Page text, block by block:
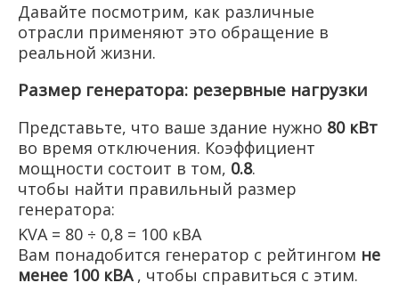
Давайте посмотрим, как различные
отрасли применяют это обращение в
реальной жизни.
Размер генератора: резервные нагрузки
Представьте, что ваше здание нужно 80 кВт
во время отключения. Коэффициент
мощности состоит в том, 0.8.
чтобы найти правильный размер
генератора:
KVA = 80 ÷ 0,8 = 100 кВА
Вам понадобится генератор с рейтингом не
менее 100 кВА , чтобы справиться с этим.